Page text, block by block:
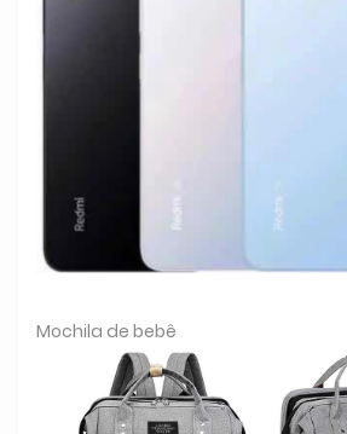
Mochila de bebê